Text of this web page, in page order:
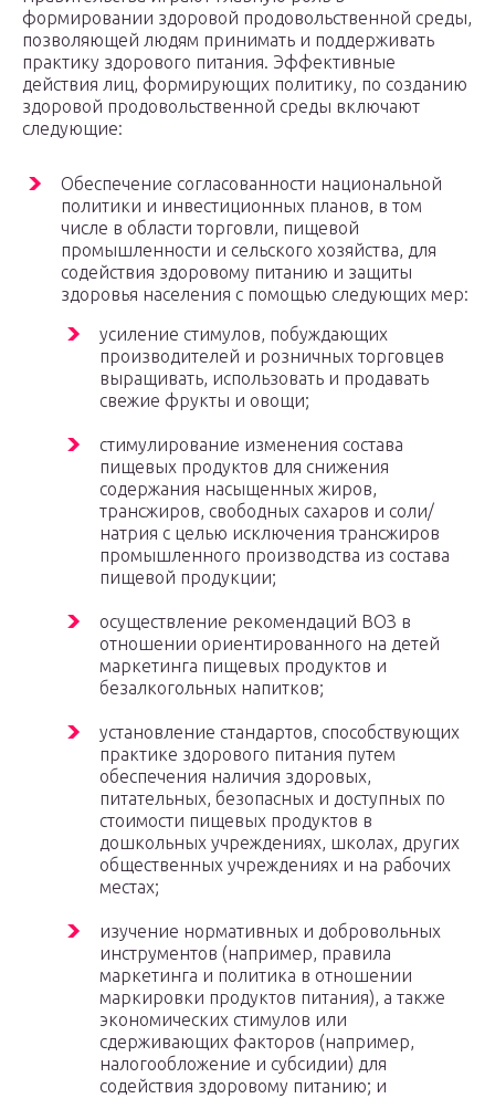
формировании здоровой продовольственной среды,
позволяющей людям принимать и поддерживать
практику здорового питания. Эффективные
действия лиц, формирующих политику, по созданию
здоровой продовольственной среды включают
следующие:
Обеспечение согласованности национальной
политики и инвестиционных планов, в том
числе в области торговли, пищевой
промышленности и сельского хозяйства, для
содействия здоровому питанию и защиты
здоровья населения с помощью следующих мер:
усиление стимулов, побуждающих
производителей и розничных торговцев
выращивать, использовать и продавать
свежие фрукты и овощи;
стимулирование изменения состава
пищевых продуктов для снижения
содержания насыщенных жиров,
трансжиров, свободных сахаров и соли/
натрия с целью исключения трансжиров
промышленного производства из состава
пищевой продукции;
осуществление рекомендаций ВОЗ в
отношении ориентированного на детей
маркетинга пищевых продуктов и
безалкогольных напитков;
установление стандартов, способствующих
практике здорового питания путем
обеспечения наличия здоровых,
питательных, безопасных и доступных по
стоимости пищевых продуктов в
дошкольных учреждениях, школах, других
общественных учреждениях и на рабочих
местах;
изучение нормативных и добровольных
инструментов (например, правила
маркетинга и политика в отношении
маркировки продуктов питания), а также
экономических стимулов или
сдерживающих факторов (например,
налогообложение и субсидии) для
содействия здоровому питанию; и